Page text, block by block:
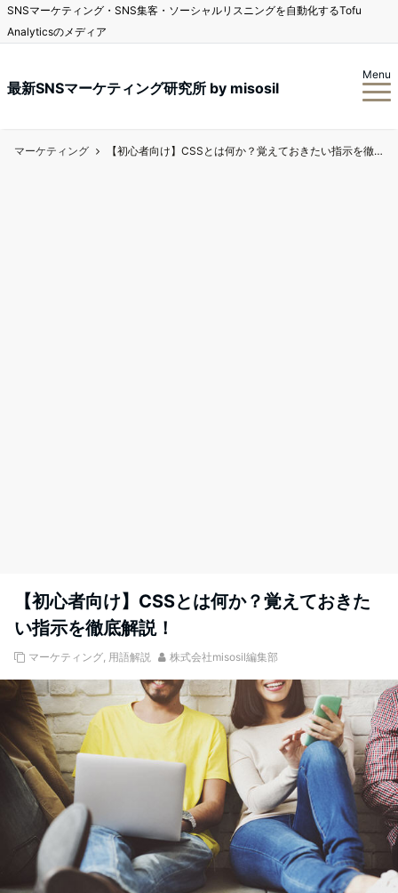
SNSマーケティング・SNS集客・ソーシャルリスニングを自動化するTofu
Analyticsのメディア
最新SNSマーケティング研究所 by misosil
Menu
マーケティング 【初心者向け】CSSとは何か？覚えておきたい指示を徹底解説！
【初心者向け】CSSとは何か？覚えておきた
い指示を徹底解説！
マーケティング, 用語解説 株式会社misosil編集部